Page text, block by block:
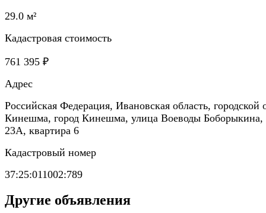
29.0 м²
Кадастровая стоимость
761 395 ₽
Адрес
Российская Федерация, Ивановская область, городской
Кинешма, город Кинешма, улица Воеводы Боборыкина,
23А, квартира 6
Кадастровый номер
37:25:011002:789
Другие объявления